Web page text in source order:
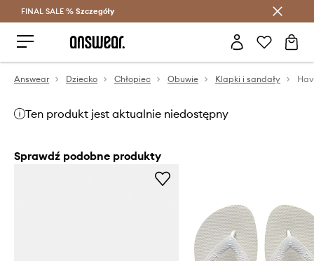
Oszczędzaj z Answear Club >
FINAL SALE % Szczegóły
Answear Dziecko Chłopiec Obuwie Klapki i sandały
Ten produkt jest aktualnie niedostępny
Sprawdź podobne produkty